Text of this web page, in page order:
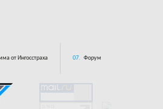
от Ингосстраха 07. Форум